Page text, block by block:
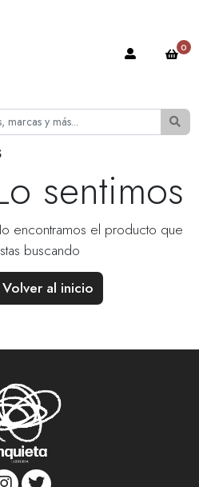
0
sentimos
encontramos el producto que
buscando
Volver al inicio